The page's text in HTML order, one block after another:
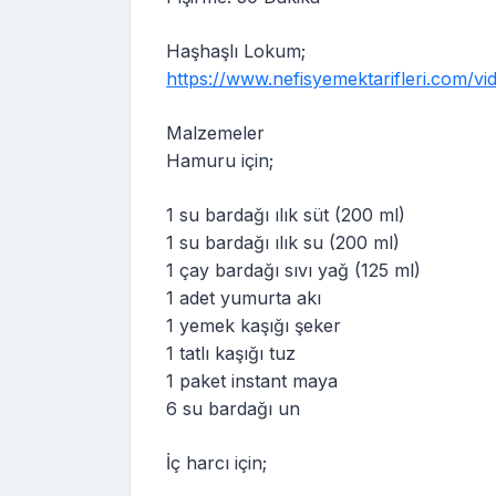
Haşhaşlı Lokum;
https://www.nefisyemektarifleri.com/
Malzemeler
Hamuru için;
1 su bardağı ılık süt (200 ml)
1 su bardağı ılık su (200 ml)
1 çay bardağı sıvı yağ (125 ml)
1 adet yumurta akı
1 yemek kaşığı şeker
1 tatlı kaşığı tuz
1 paket instant maya
6 su bardağı un
İç harcı için;